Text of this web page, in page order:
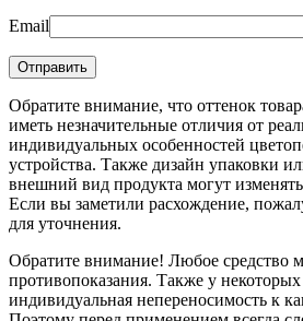
Email
Обратите внимание, что оттенок
иметь незначительные отличия от
индивидуальных особенностей
устройства. Также дизайн упаковки
внешний вид продукта могут
Если вы заметили расхождение,
для уточнения.
Обратите внимание! Любое средство
противопоказания. Также у
индивидуальная непереносимость к